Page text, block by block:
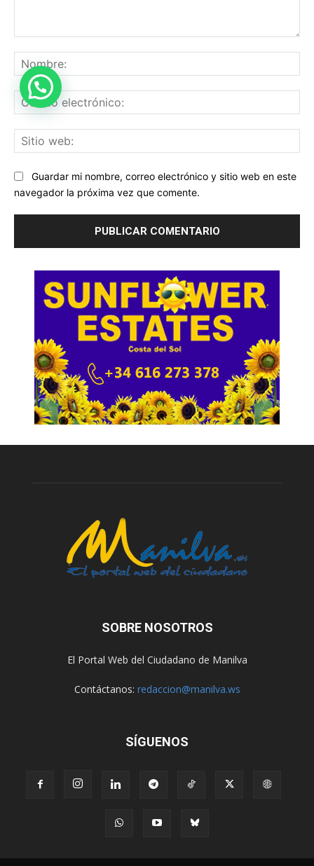
Guardar mi nombre, correo electrónico y sitio web en este
navegador la próxima vez que comente.
SOBRE NOSOTROS
El Portal Web del Ciudadano de Manilva
Contáctanos: redaccion@manilva.ws
SÍGUENOS